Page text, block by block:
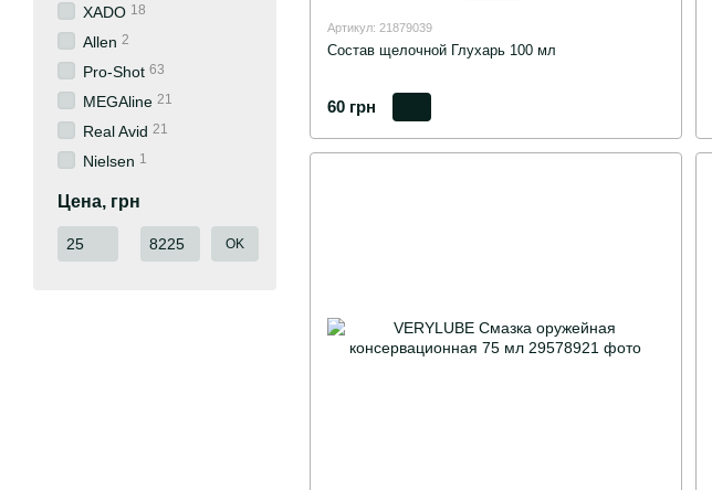
Артикул: 21879039
Состав щелочной Глухарь 100 мл
60 грн
ХАDО 18
Allen 2
Pro-Shot 63
MEGAline 21
Real Avid 21
Nielsen 1
Цена, грн
От Цена, грн
До Цена, грн OK